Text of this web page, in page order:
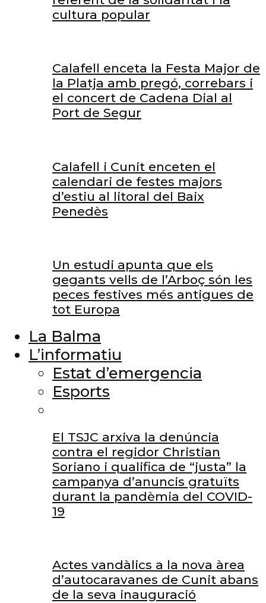
cultura popular
Calafell enceta la Festa Major de
la Platja amb pregó, correbars i
el concert de Cadena Dial al
Port de Segur
Calafell i Cunit enceten el
calendari de festes majors
d’estiu al litoral del Baix
Penedès
Un estudi apunta que els
gegants vells de l’Arboç són les
peces festives més antigues de
tot Europa
La Balma
L’informatiu
Estat d’emergencia
Esports
El TSJC arxiva la denúncia
contra el regidor Christian
Soriano i qualifica de “justa” la
campanya d’anuncis gratuïts
durant la pandèmia del COVID-
19
Actes vandàlics a la nova àrea
d’autocaravanes de Cunit abans
de la seva inauguració